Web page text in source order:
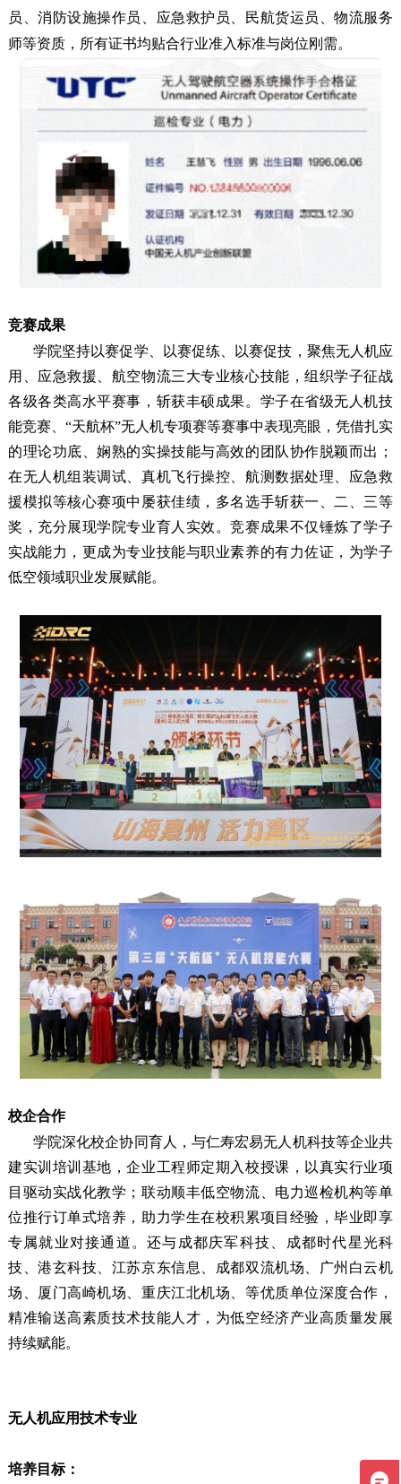
员、消防设施操作员、应急救护员、民航货运员、物流服务
师等资质，所有证书均贴合行业准入标准与岗位刚需。
竞赛成果
学院坚持以赛促学、以赛促练、以赛促技，聚焦无人机应
用、应急救援、航空物流三大专业核心技能，组织学子征战
各级各类高水平赛事，斩获丰硕成果。学子在省级无人机技
能竞赛、“天航杯”无人机专项赛等赛事中表现亮眼，凭借扎实
的理论功底、娴熟的实操技能与高效的团队协作脱颖而出；
在无人机组装调试、真机飞行操控、航测数据处理、应急救
援模拟等核心赛项中屡获佳绩，多名选手斩获一、二、三等
奖，充分展现学院专业育人实效。竞赛成果不仅锤炼了学子
实战能力，更成为专业技能与职业素养的有力佐证，为学子
低空领域职业发展赋能。
校企合作
学院深化校企协同育人，与仁寿宏易无人机科技等企业共
建实训培训基地，企业工程师定期入校授课，以真实行业项
目驱动实战化教学；联动顺丰低空物流、电力巡检机构等单
位推行订单式培养，助力学生在校积累项目经验，毕业即享
专属就业对接通道。还与成都庆军科技、成都时代星光科
技、港玄科技、江苏京东信息、成都双流机场、广州白云机
场、厦门高崎机场、重庆江北机场、等优质单位深度合作，
精准输送高素质技术技能人才，为低空经济产业高质量发展
持续赋能。
无人机应用技术专业
培养目标：